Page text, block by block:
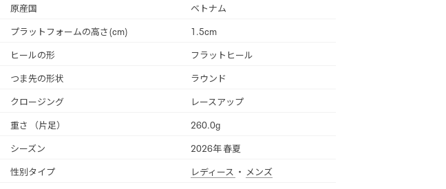
原産国
ベトナム
プラットフォームの高さ(cm)
1.5cm
ヒールの形
フラットヒール
つま先の形状
ラウンド
クロージング
レースアップ
重さ
（片足）
260.0g
シーズン
2026年 春夏
性別タイプ
レディース ・ メンズ